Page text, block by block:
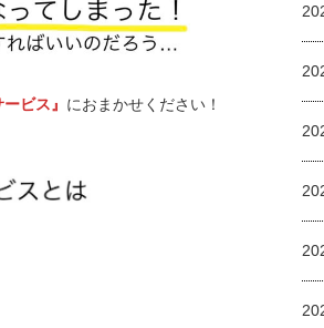
ビス』 におまかせください！